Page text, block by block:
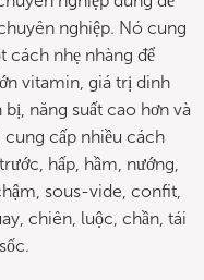
nghiệp. Nó cung
cách nhẹ nhàng để
vitamin, giá trị dinh
năng suất cao hơn và
cấp nhiều cách
hấp, hầm, nướng,
sous-vide, confit,
chiên, luộc, chần, tái